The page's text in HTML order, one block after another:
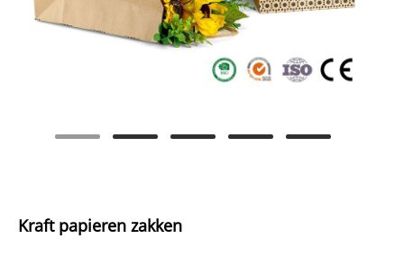
Kraft papieren zakken